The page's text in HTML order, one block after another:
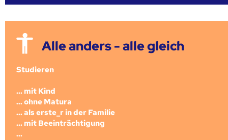
Alle anders - alle gleich
Studieren
... mit Kind
... ohne Matura
... als erste_r in der Familie
... mit Beeinträchtigung
...